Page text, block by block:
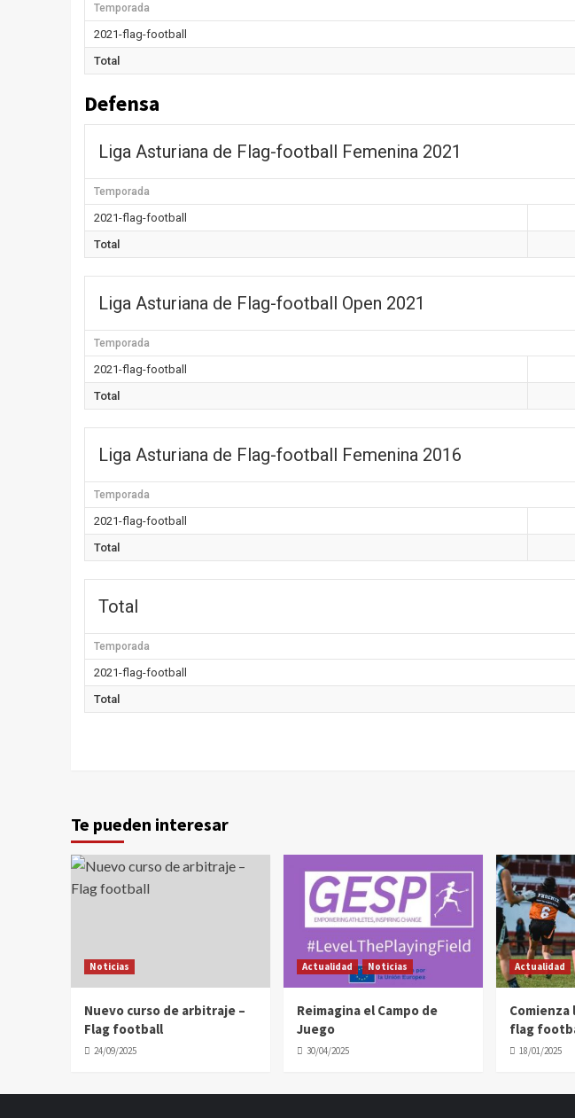
Temporada
2021-flag-football
Total
Defensa
Liga Asturiana de Flag-football Femenina 2021
Temporada
2021-flag-football
Total
Liga Asturiana de Flag-football Open 2021
Temporada
2021-flag-football
Total
Liga Asturiana de Flag-football Femenina 2016
Temporada
2021-flag-football
Total
Total
Temporada
2021-flag-football
Total
Te pueden interesar
Noticias
Nuevo curso de arbitraje –
Flag football
24/09/2025
Actualidad Noticias
Reimagina el Campo de
Juego
30/04/2025
Actualidad
Comienza
flag
18/01/2025